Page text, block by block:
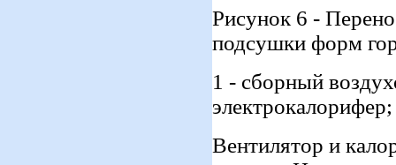
Рисунок 6 -
подсушки форм
1 - сборный
Вентилятор и